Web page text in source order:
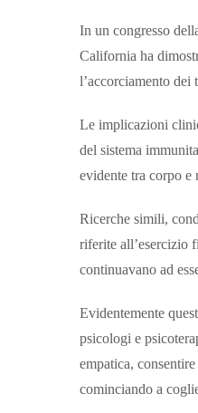
In un congresso
California ha
l’accorciamento dei
Le implicazioni
del sistema
evidente tra corpo e
Ricerche simili,
riferite all’esercizio
continuavano ad
Evidentemente
psicologi e
empatica,
cominciando a